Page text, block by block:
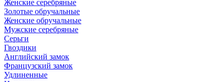
Женские серебряные
Золотые обручальные
Женские обручальные
Мужские серебряные
Серьги
Гвоздики
Английский замок
Французский замок
Удлиненные